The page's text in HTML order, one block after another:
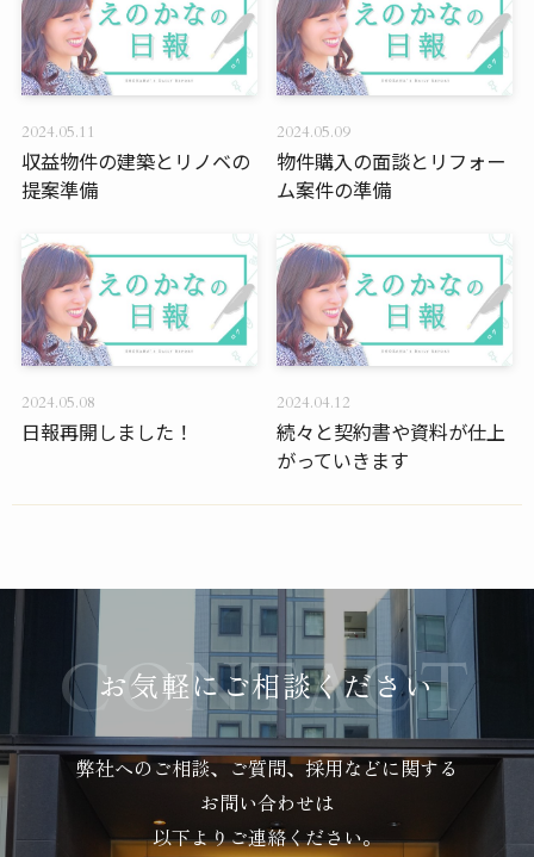
収益物件の建築とリノベの
提案準備
2024.05.11
物件購入の面談とリフォー
ム案件の準備
2024.05.09
日報再開しました！
2024.05.08
続々と契約書や資料が仕上
がっていきます
2024.04.12
お気軽にご相談ください
弊社へのご相談、ご質問、採用などに関する
お問い合わせは
以下よりご連絡ください。